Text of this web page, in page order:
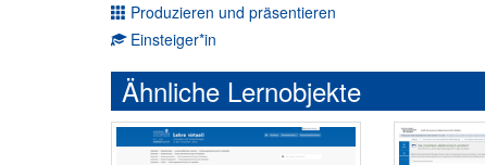
Produzieren und präsentieren
Einsteiger*in
Ähnliche Lernobjekte